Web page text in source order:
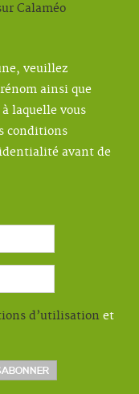
Calaméo
veuillez
ainsi que
laquelle vous
conditions
avant de
d’utilisation et